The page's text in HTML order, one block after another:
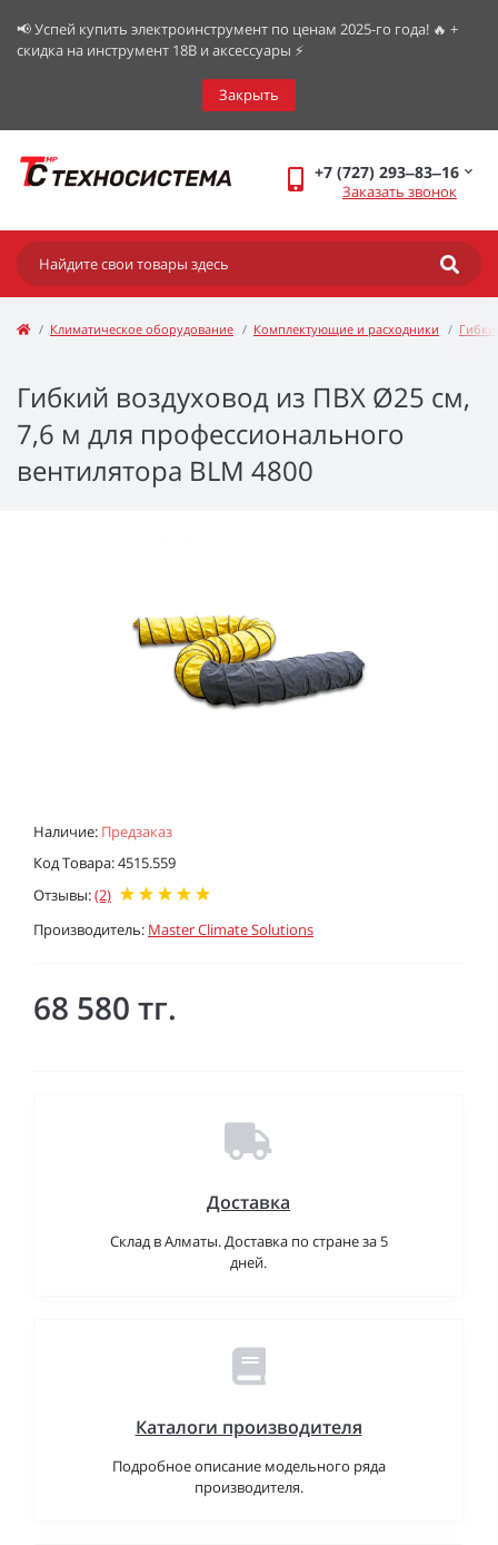
📢 Успей купить электроинструмент по ценам 2025-го года! 🔥 +
скидка на инструмент 18В и аксессуары ⚡️
Закрыть
+7 (727) 293‒83‒16
Заказать звонок
Климатическое оборудование Комплектующие и расходники
Гибкий воздуховод из ПВХ Ø25 см,
7,6 м для профессионального
вентилятора BLM 4800
Наличие: Предзаказ
Код Товара: 4515.559
Отзывы:(2)
Производитель: Master Climate Solutions
68 580 тг.
Доставка
Склад в Алматы. Доставка по стране за 5
дней.
Каталоги производителя
Подробное описание модельного ряда
производителя.